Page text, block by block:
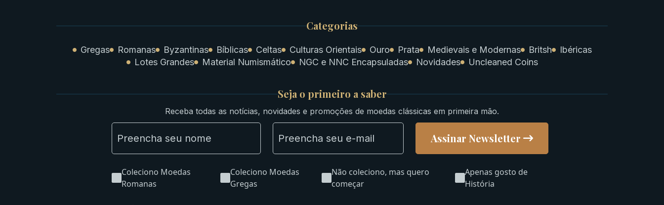
Categorias
Gregas Romanas Byzantinas Bíblicas Celtas Culturas Orientais Ouro Prata Medievais e Modernas Britsh
Ibéricas
Lotes Grandes
Material Numismático NGC e NNC Encapsuladas Novidades Uncleaned Coins
Seja o primeiro a saber
Receba todas as notícias, novidades e promoções de moedas clássicas em primeira mão.
Coleciono Moedas
Romanas
Coleciono Moedas
Gregas
Não coleciono, mas quero
começar
Apenas gosto de
História
Assinar Newsletter